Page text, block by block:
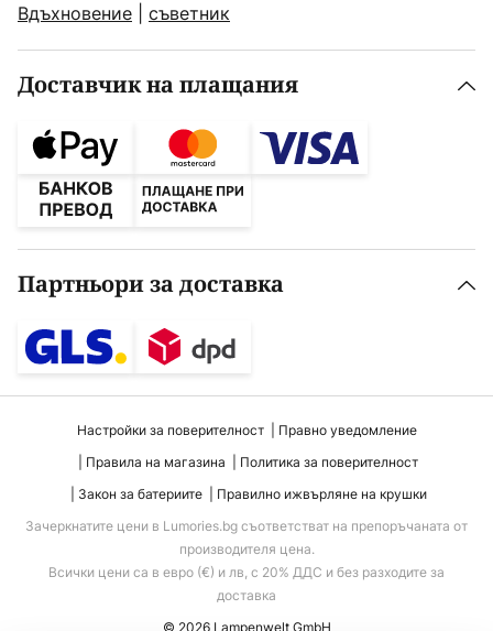
Вдъхновение
съветник
Доставчик на плащания
Партньори за доставка
Настройки за поверителност
Правно уведомление
Правила на магазина
Политика за поверителност
Закон за батериите
Правилно ижвърляне на крушки
Зачеркнатите цени в Lumories.bg съответстват на препоръчаната от
производителя цена.
Всички цени са в евро (€) и лв, с 20% ДДС и без разходите за
доставка
© 2026 Lampenwelt GmbH